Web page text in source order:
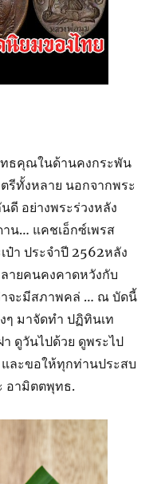
ทธคุณในด้านคงกระพัน
รีทั้งหลาย นอกจากพระ
ดี อย่างพระร่วงหลัง
น… แคชเอ็กซ์เพรส
ป๋า ประจำปี 2562หลัง
ายคนคงคาดหวังกับ
าจะมีสภาพคล่ … ณ บัดนี้
ๆ มาจัดทำ ปฏิทินเท
ดูวันไปด้วย ดูพระไป
ละขอให้ทุกท่านประสบ
อามิตตพุทธ.